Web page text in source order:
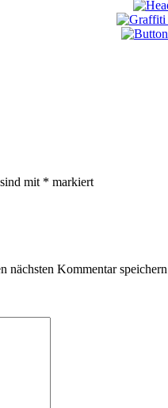
mit * markiert
nächsten Kommentar